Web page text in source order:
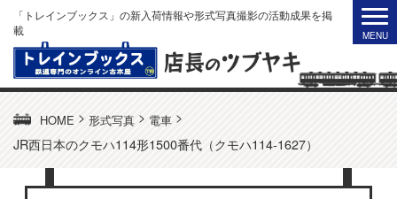
「トレインブックス」の新入荷情報や形式写真撮影の活動成果を掲
載
HOME > 形式写真 > 電車 >
JR西日本のクモハ114形1500番代（クモハ114-1627）